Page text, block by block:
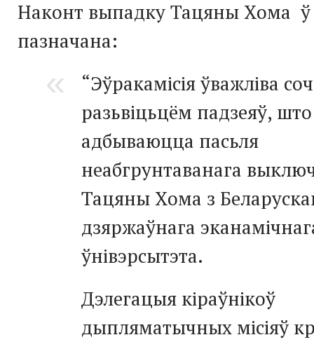
Наконт выпадку Тацяны Хома ў
пазначана:
“Эўракамісія ўважліва
разьвіцьцём падзеяў, што
адбываюцца пасьля
неабгрунтаванага
Тацяны Хома з
дзяржаўнага
ўнівэрсытэта.
Дэлегацыя кіраўнікоў
дыпляматычных місіяў